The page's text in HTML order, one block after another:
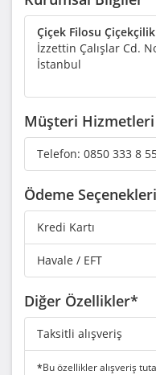
Çiçek Filosu
İzzettin Çalışlar Cd.
İstanbul
Müşteri Hizmetleri
Telefon: 0850 333 8
Ödeme Seçenekleri
Kredi Kartı
Havale / EFT
Diğer Özellikler*
Taksitli alışveriş
*Bu özellikler alışveriş